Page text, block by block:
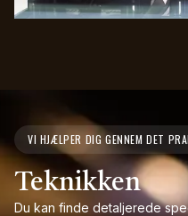
VI HJÆLPER DIG GENNEM DET
Teknikken
Du kan finde detaljerede